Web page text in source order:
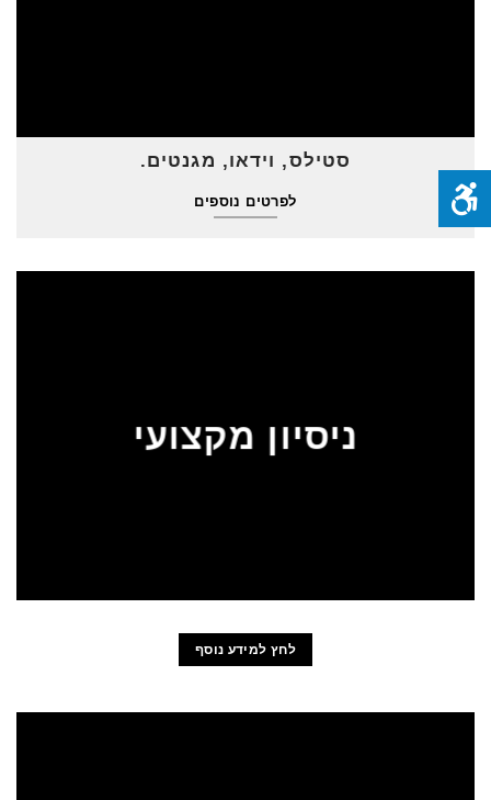
סטילס, וידאו, מגנטים.
לפרטים נוספים
ניסיון מקצועי
לחץ למידע נוסף